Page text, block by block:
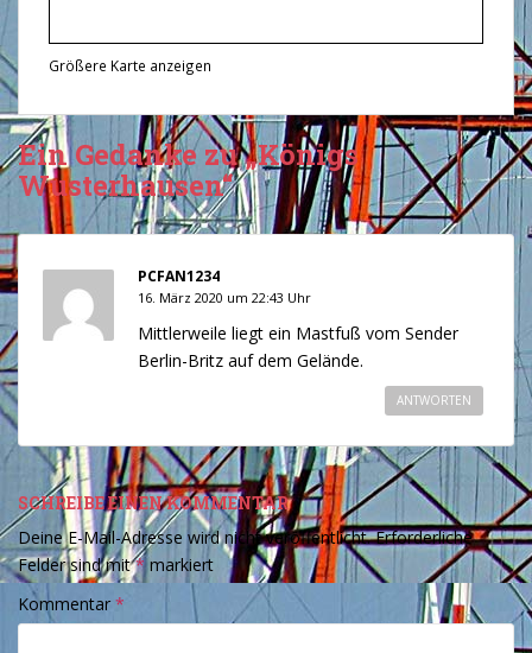
Größere Karte anzeigen
Ein Gedanke zu „Königs
Wusterhausen“
PCFAN1234
16. März 2020 um 22:43 Uhr
Mittlerweile liegt ein Mastfuß vom Sender
Berlin-Britz auf dem Gelände.
ANTWORTEN
SCHREIBE EINEN KOMMENTAR
Deine E-Mail-Adresse wird nicht veröffentlicht. Erforderliche
Felder sind mit* markiert
Kommentar*